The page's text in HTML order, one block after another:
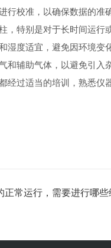
校准，以确保数据的准确
特别是对于长时间运行
度适宜，避免因环境变化
辅助气体，以避免引入杂
过适当的培训，熟悉仪器
常运行，需要进行哪些